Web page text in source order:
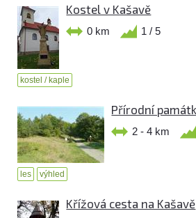
Kostel v Kašavě
0 km 1 / 5
kostel / kaple
Přírodní
2 - 4 km
les výhled
Křížová cesta na Kašavě